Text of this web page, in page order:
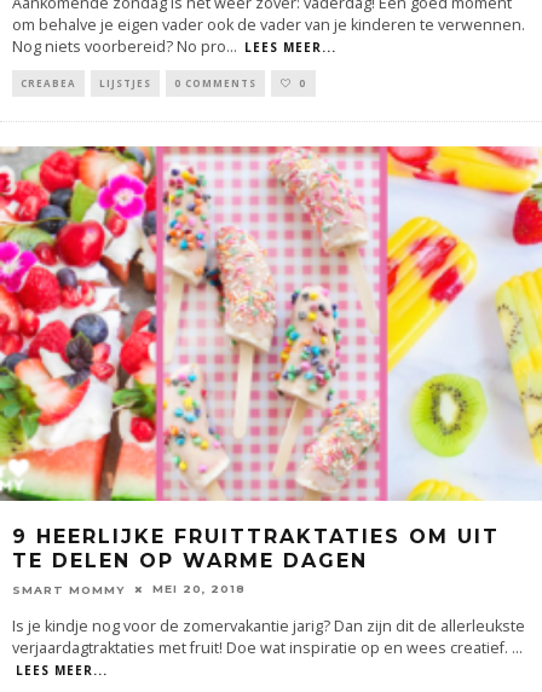
om behalve je eigen vader ook de vader van je kinderen te verwennen.
Nog niets voorbereid? No pro... LEES MEER...
CREABEA LIJSTJES 0 COMMENTS 0
9 HEERLIJKE FRUITTRAKTATIES OM UIT
TE DELEN OP WARME DAGEN
SMART MOMMY MEI 20, 2018
Is je kindje nog voor de zomervakantie jarig? Dan zijn dit de allerleukste
verjaardagtraktaties met fruit! Doe wat inspiratie op en wees creatief. ...
LEES MEER...